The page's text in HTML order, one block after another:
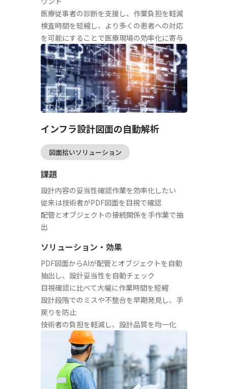
医療従事者の診断を支援し、作業負担を軽減
検査時間を短縮し、より多くの患者への対応
を可能にすることで医療現場の効率化に寄与
インフラ設計図面の自動解析
図面拾いソリューション
課題
設計内容の妥当性確認作業を効率化したい
従来は技術者がPDF図面を目視で確認
配管とオブジェクトの接続関係を手作業で抽
出
ソリューション・効果
PDF図面からAIが配管とオブジェクトを自動
抽出し、設計妥当性を自動チェック
目視確認に比べて大幅に作業時間を短縮
設計段階でのミスや不整合を早期発見し、手
戻りを防止
技術者の負担を軽減し、設計品質を均一化